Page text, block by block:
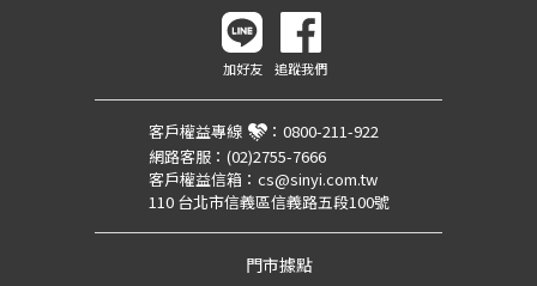
加好友 追蹤我們
客戶權益專線 ： 0800-211-922
網路客服： (02)2755-7666
客戶權益信箱： cs@sinyi.com.tw
110 台北市信義區信義路五段100號
門市據點